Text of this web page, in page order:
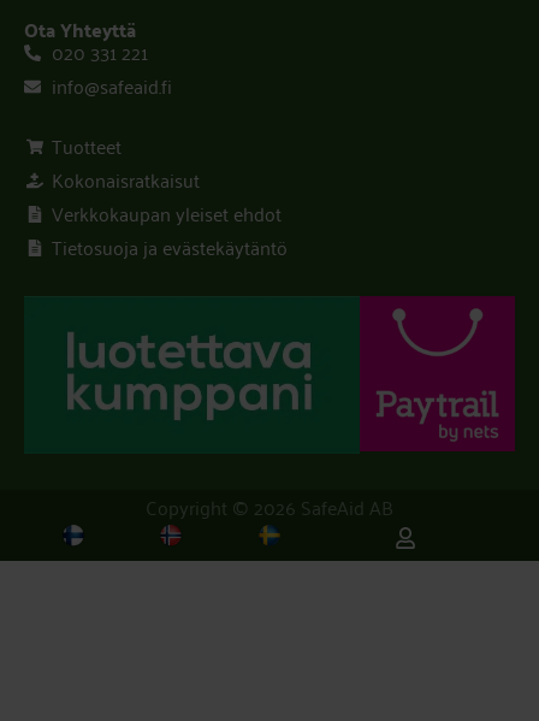
Ota Yhteyttä
020 331 221
info@safeaid.fi
Tuotteet
Kokonaisratkaisut
Verkkokaupan yleiset ehdot
Tietosuoja ja evästekäytäntö
Copyright © 2026 SafeAid AB